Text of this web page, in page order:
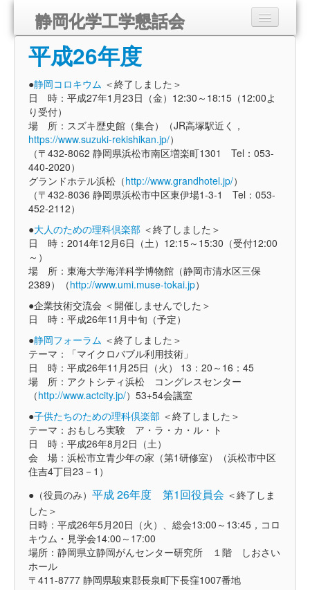
静岡化学工学懇話会
静岡化学工学懇話会とは
講演会のご案内
入会のご案内
会報
リンク
お問い合わせ
平成26年度
●静岡コロキウム ＜終了しました＞
日 時：平成27年1月23日（金）12:30～18:15（12:00よ
り受付）
場 所：スズキ歴史館（集合）（JR高塚駅近く，
https://www.suzuki-rekishikan.jp/）
（〒432-8062 静岡県浜松市南区増楽町1301 Tel：053-
440-2020）
グランドホテル浜松（http://www.grandhotel.jp/）
（〒432-8036 静岡県浜松市中区東伊場1-3-1 Tel：053-
452-2112）
●大人のための理科倶楽部 ＜終了しました＞
日 時：2014年12月6日（土）12:15～15:30（受付12:00
～）
場 所：東海大学海洋科学博物館（静岡市清水区三保
2389）（http://www.umi.muse-tokai.jp）
●企業技術交流会 ＜開催しませんでした＞
日 時：平成26年11月中旬（予定）
●静岡フォーラム ＜終了しました＞
テーマ：「マイクロバブル利用技術」
日 時：平成26年11月25日（火） 13：20～16：45
場 所：アクトシティ浜松 コングレスセンター
（http://www.actcity.jp/）53+54会議室
●子供たちのための理科倶楽部 ＜終了しました＞
テーマ：おもしろ実験 ア・ラ・カ・ル・ト
日 時：平成26年8月2日（土）
会 場：浜松市立青少年の家（第1研修室）（浜松市中区
住吉4丁目23－1）
●（役員のみ） 平成 26年度 第1回役員会 ＜終了しま
した＞
日時：平成26年5月20日（火）、総会13:00～13:45，コロ
キウム・見学会14:00～17:00
場所：静岡県立静岡がんセンター研究所 １階 しおさい
ホール
〒411-8777 静岡県駿東郡長泉町下長窪1007番地